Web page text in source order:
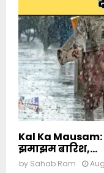
Kal Ka
झमाझम बारिश,...
by Sahab Ram